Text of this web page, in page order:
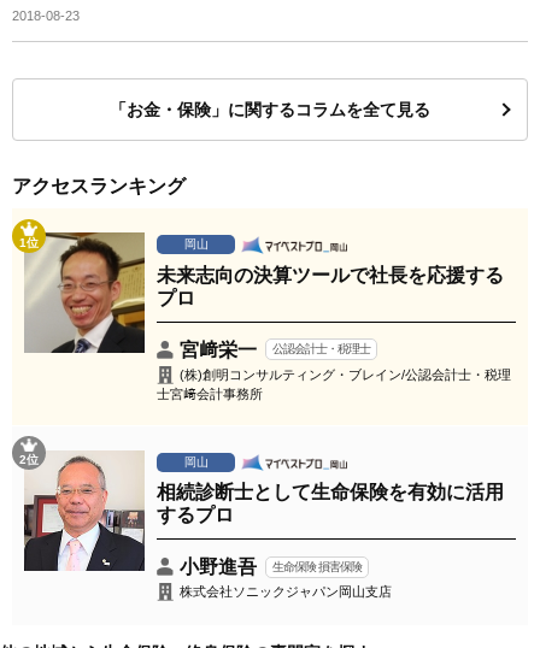
2018-08-23
「お金・保険」に関するコラムを全て見る
アクセスランキング
1位 岡山
未来志向の決算ツールで社長を応援する
プロ
宮﨑栄一 公認会計士・税理士
(株)創明コンサルティング・ブレイン/公認会計士・税理
士宮﨑会計事務所
2位 岡山
相続診断士として生命保険を有効に活用
するプロ
小野進吾 生命保険 損害保険
株式会社ソニックジャパン岡山支店